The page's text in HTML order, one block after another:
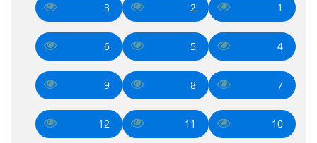
1
2
3
4
5
6
7
8
9
10
11
12